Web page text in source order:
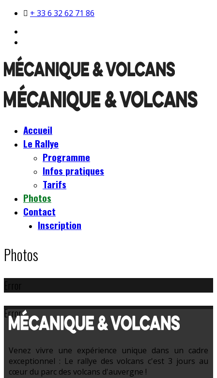
+ 33 6 32 62 71 86
Accueil
Le Rallye
Programme
Infos pratiques
Tarifs
Photos
Contact
Inscription
Photos
Error
Error
Venez vivre une expérience unique dans un cadre
exceptionnel : Le rallye des volcans c'est 3 jours au
cœur du parc des volcans d'auvergne !